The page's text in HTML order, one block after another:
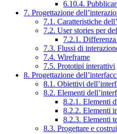
6.10.4.
7. Progettazione
7.1. Caratteristiche
7.2. User stories per
7.2.1. Differenza
7.3. Flussi di
7.4. Wireframe
7.5. Prototipi interattivi
8. Progettazione
8.1. Obiettivi
8.2. Elementi
8.2.1. Elementi
8.2.2. Elementi
8.2.3. Elementi
8.3. Progettare e